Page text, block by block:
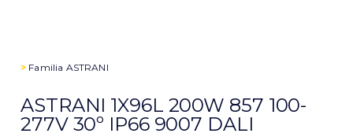
> Familia ASTRANI
ASTRANI 1X96L 200W 857 100-
277V 30º IP66 9007 DALI